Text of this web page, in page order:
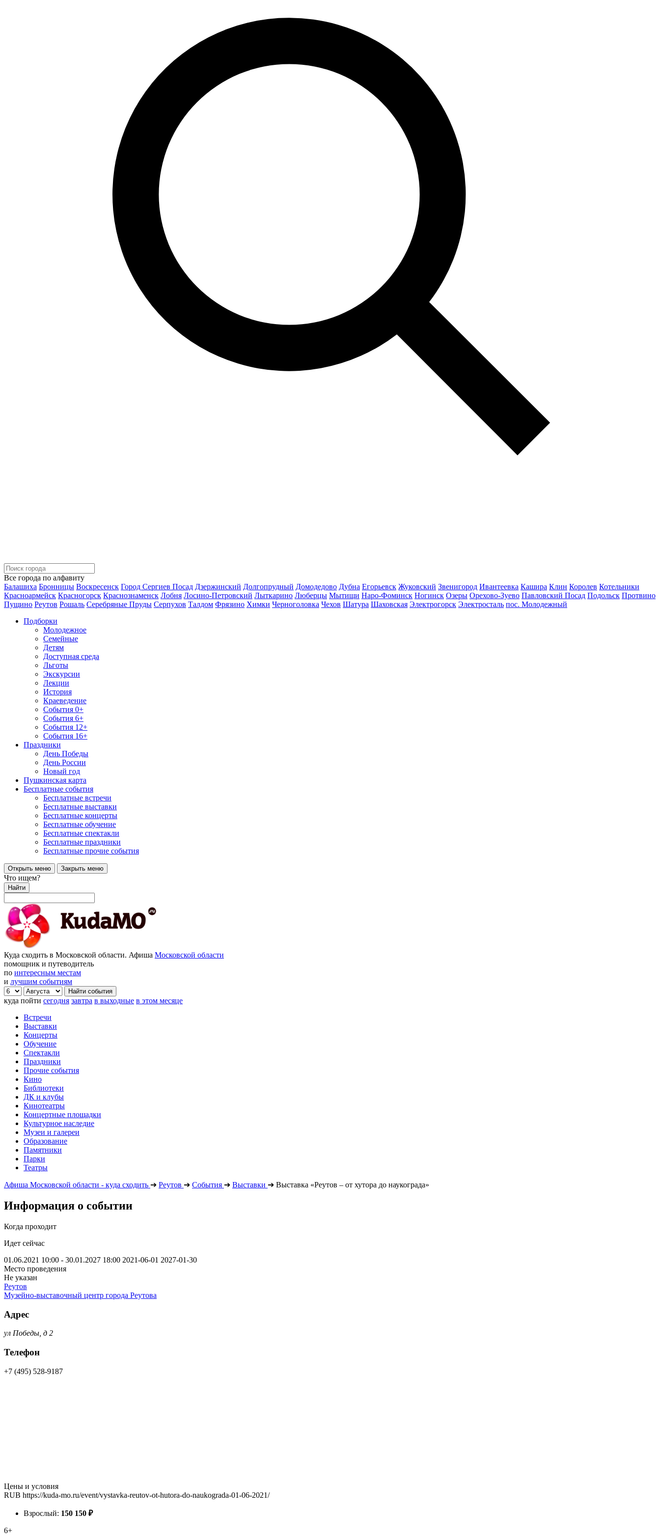
Все города по алфавиту
Балашиха Бронницы Воскресенск Город Сергиев Посад Дзержинский Долгопрудный Домодедово Дубна Егорьевск Жуковский Звенигород Ивантеевка Кашира Клин Королев Котельники
Красноармейск Красногорск Краснознаменск Лобня Лосино-Петровский Лыткарино Люберцы Мытищи Наро-Фоминск Ногинск Озеры Орехово-Зуево Павловский Посад Подольск Протвино
Пущино Реутов Рошаль Серебряные Пруды Серпухов Талдом Фрязино Химки Черноголовка Чехов Шатура Шаховская Электрогорск Электросталь пос. Молодежный
Подборки
Молодежное
Семейные
Детям
Доступная среда
Льготы
Экскурсии
Лекции
История
Краеведение
События 0+
События 6+
События 12+
События 16+
Праздники
День Победы
День России
Новый год
Пушкинская карта
Бесплатные события
Бесплатные встречи
Бесплатные выставки
Бесплатные концерты
Бесплатные обучение
Бесплатные спектакли
Бесплатные праздники
Бесплатные прочие события
Открыть меню Закрыть меню
Что ищем?
Найти
Куда сходить в Московской области. Афиша Московской области
помощник и путеводитель
по интересным местам
и лучшим событиям
куда пойти сегодня завтра в выходные в этом месяце
Встречи
Выставки
Концерты
Обучение
Спектакли
Праздники
Прочие события
Кино
Библиотеки
ДК и клубы
Кинотеатры
Концертные площадки
Культурное наследие
Музеи и галереи
Образование
Памятники
Парки
Театры
Афиша Московской области - куда сходить ➔ Реутов ➔ События ➔ Выставки ➔ Выставка «Реутов – от хутора до наукограда»
Информация о событии
Когда проходит
Идет сейчас
01.06.2021 10:00 - 30.01.2027 18:00 2021-06-01 2027-01-30
Место проведения
Не указан
Реутов
Музейно-выставочный центр города Реутова
Адрес
ул Победы, д 2
Телефон
+7 (495) 528-9187
Цены и условия
RUB https://kuda-mo.ru/event/vystavka-reutov-ot-hutora-do-naukograda-01-06-2021/
Взрослый: 150 150 ₽
6+